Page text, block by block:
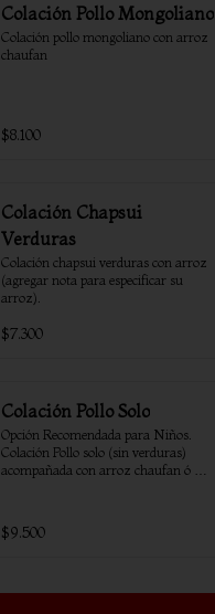
Colación Pollo Mongoliano
Colación pollo mongoliano con arroz
chaufan
$8.100
Colación Chapsui
Verduras
Colación chapsui verduras con arroz
(agregar nota para especificar su
arroz).
$7.300
Colación Pollo Solo
Opción Recomendada para Niños.
Colación Pollo solo (sin verduras)
acompañada con arroz chaufan ó
$9.500